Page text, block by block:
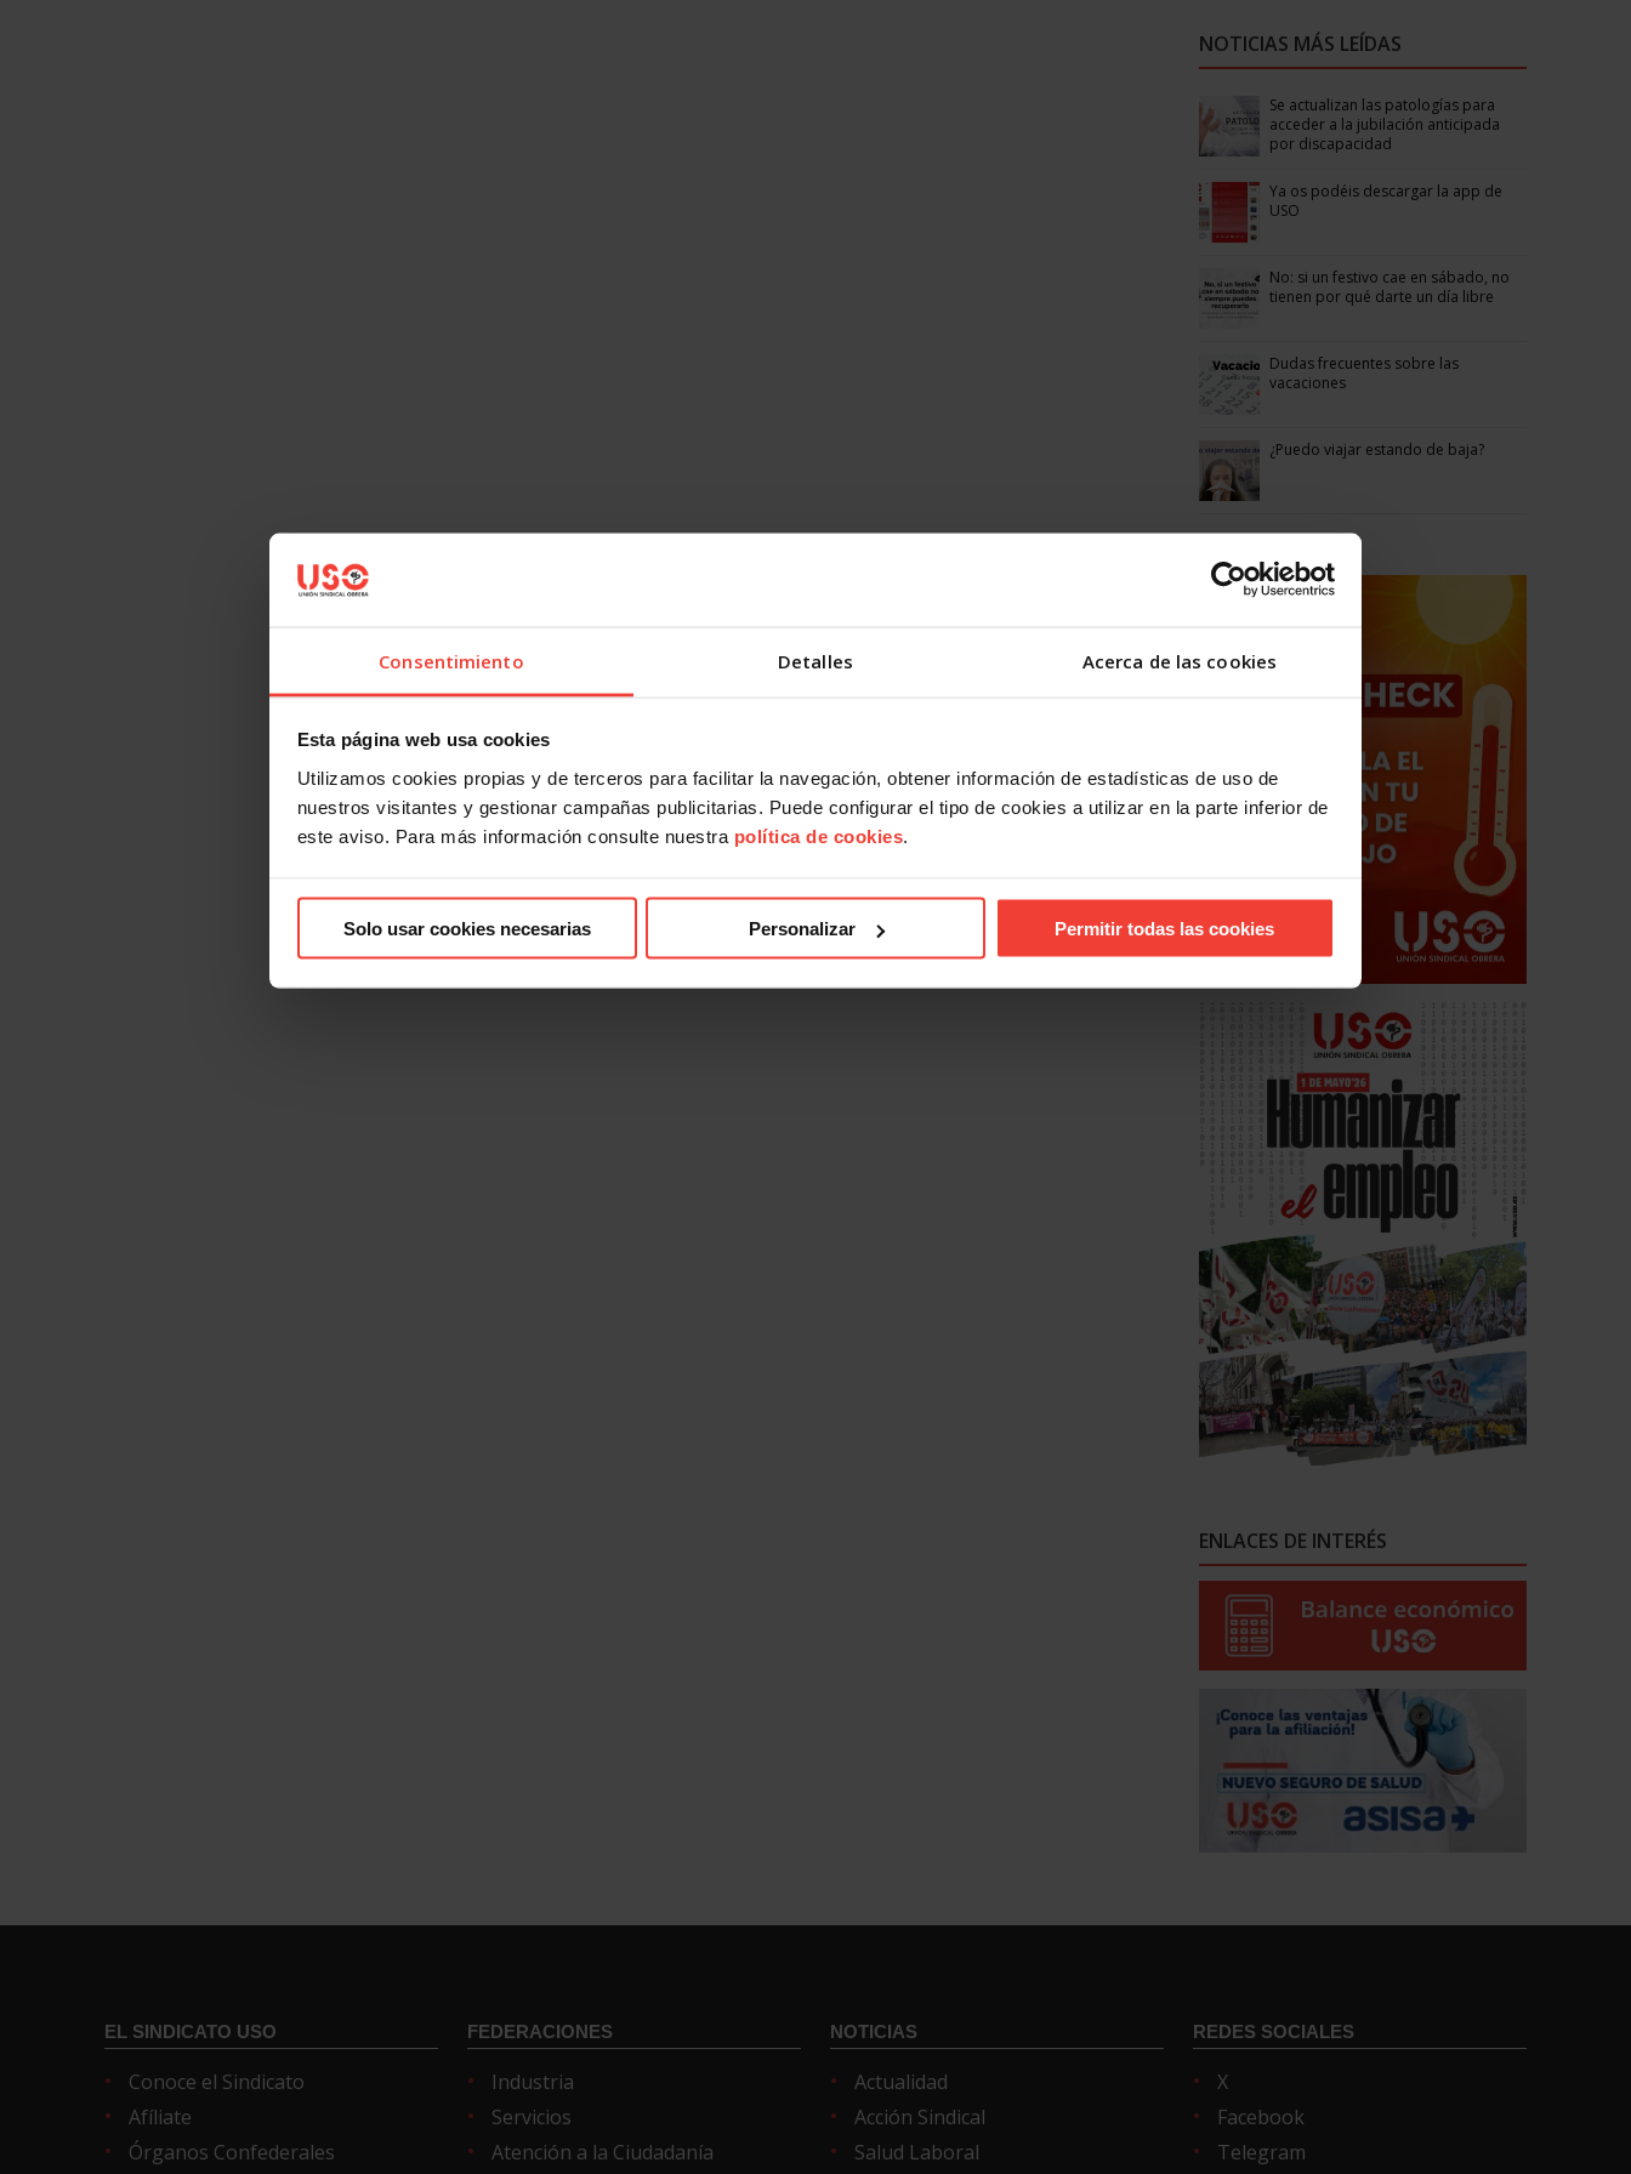
Consentimiento Detalles Acerca de las cookies
Esta página web usa cookies
Utilizamos cookies propias y de terceros para facilitar la navegación, obtener información de estadísticas de uso de
nuestros visitantes y gestionar campañas publicitarias. Puede configurar el tipo de cookies a utilizar en la parte inferior de
este aviso. Para más información consulte nuestra política de cookies.
Solo usar cookies necesarias Personalizar Permitir todas las cookies
NOTICIAS MÁS LEÍDAS
Se actualizan las patologías para
acceder a la jubilación anticipada
por discapacidad
Ya os podéis descargar la app de
USO
No: si un festivo cae en sábado, no
tienen por qué darte un día libre
Dudas frecuentes sobre las
vacaciones
¿Puedo viajar estando de baja?
ENLACES DE INTERÉS
EL SINDICATO USO
Conoce el Sindicato
Afíliate
Órganos Confederales
FEDERACIONES
Industria
Servicios
Atención a la Ciudadanía
NOTICIAS
Actualidad
Acción Sindical
Salud Laboral
REDES SOCIALES
X
Facebook
Telegram